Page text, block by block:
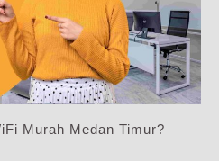
Murah Medan Timur?